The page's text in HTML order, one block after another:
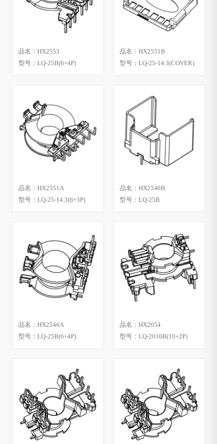
品名：HX2553
型号：LQ-25B(6+4P)
品名：HX2551B
型号：LQ-25-14.3(COVER)
品名：HX2551A
型号：LQ-25-14.3(6+3P)
品名：HX2546B
型号：LQ-25B
品名：HX2546A
型号：LQ-25B(6+4P)
品名：HX2054
型号：LQ-2016B(10+2P)